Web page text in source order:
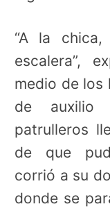
“A la
escalera”,
medio de los
de auxilio
patrulleros
de que
corrió a su
donde se